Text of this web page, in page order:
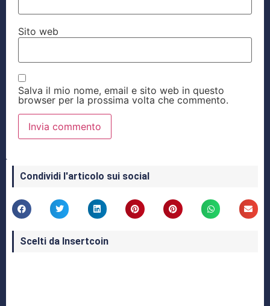
Sito web
Salva il mio nome, email e sito web in questo
browser per la prossima volta che commento.
Condividi l'articolo sui social
Scelti da Insertcoin